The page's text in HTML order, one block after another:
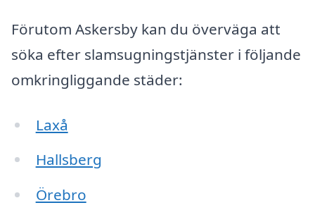
Förutom Askersby kan du överväga att
söka efter slamsugningstjänster i följande
omkringliggande städer:
Laxå
Hallsberg
Örebro